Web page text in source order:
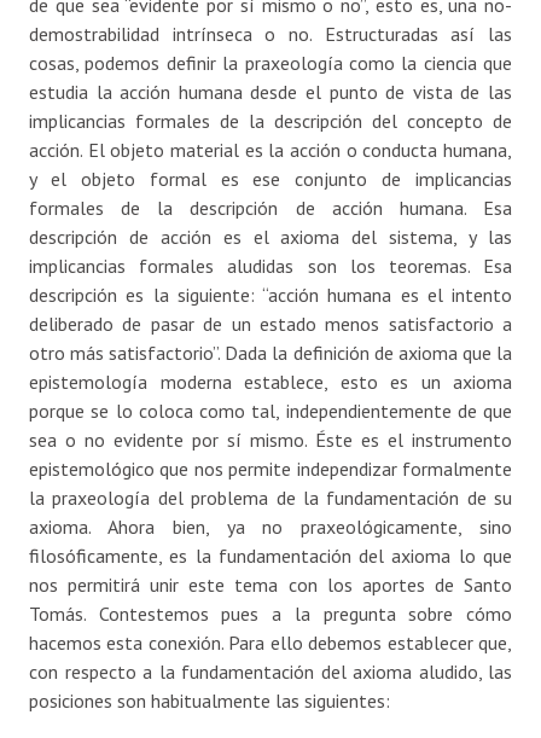
de que sea “evidente por sí mismo o no”, esto es, una no-
demostrabilidad intrínseca o no. Estructuradas así las
cosas, podemos definir la praxeología como la ciencia que
estudia la acción humana desde el punto de vista de las
implicancias formales de la descripción del concepto de
acción. El objeto material es la acción o conducta humana,
y el objeto formal es ese conjunto de implicancias
formales de la descripción de acción humana. Esa
descripción de acción es el axioma del sistema, y las
implicancias formales aludidas son los teoremas. Esa
descripción es la siguiente: “acción humana es el intento
deliberado de pasar de un estado menos satisfactorio a
otro más satisfactorio”. Dada la definición de axioma que la
epistemología moderna establece, esto es un axioma
porque se lo coloca como tal, independientemente de que
sea o no evidente por sí mismo. Éste es el instrumento
epistemológico que nos permite independizar formalmente
la praxeología del problema de la fundamentación de su
axioma. Ahora bien, ya no praxeológicamente, sino
filosóficamente, es la fundamentación del axioma lo que
nos permitirá unir este tema con los aportes de Santo
Tomás. Contestemos pues a la pregunta sobre cómo
hacemos esta conexión. Para ello debemos establecer que,
con respecto a la fundamentación del axioma aludido, las
posiciones son habitualmente las siguientes: